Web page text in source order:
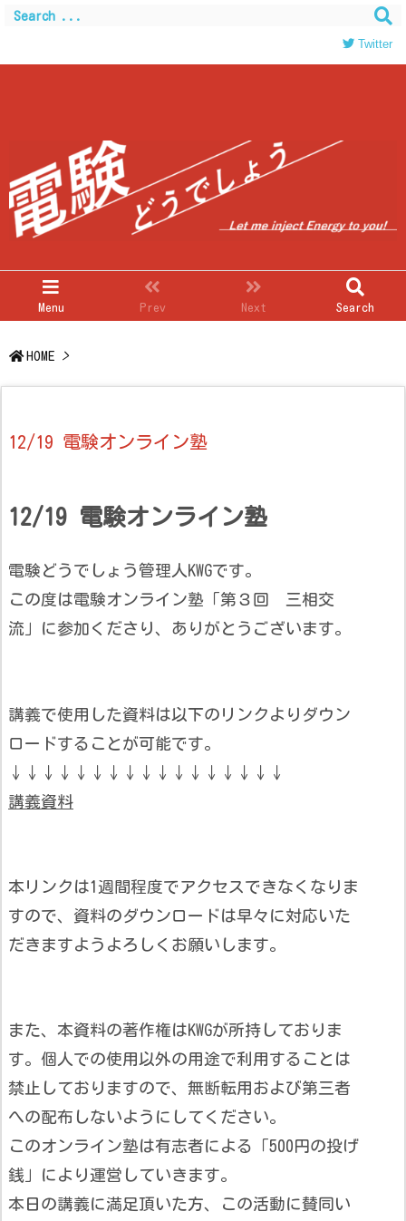
Warning: Trying to access array offset on value of type
/home/c0403866/public_html/kwglab.com/wp-
on line120
Menu Prev Next Search
Twitter
HOME >
12/19 電験オンライン塾
12/19 電験オンライン塾
電験どうでしょう管理人KWGです。
この度は電験オンライン塾「第３回 三相交
流」に参加くださり、ありがとうございます。
講義で使用した資料は以下のリンクよりダウン
ロードすることが可能です。
↓↓↓↓↓↓↓↓↓↓↓↓↓↓↓↓↓
講義資料
本リンクは1週間程度でアクセスできなくなりま
すので、資料のダウンロードは早々に対応いた
だきますようよろしくお願いします。
また、本資料の著作権はKWGが所持しておりま
す。個人での使用以外の用途で利用することは
禁止しておりますので、無断転用および第三者
への配布しないようにしてください。
このオンライン塾は有志者による「500円の投げ
銭」により運営していきます。
本日の講義に満足頂いた方、この活動に賛同い